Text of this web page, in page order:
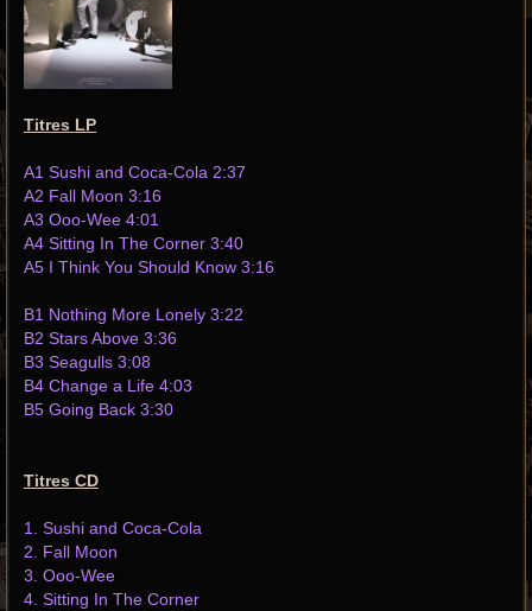
Titres LP
A1 Sushi and Coca-Cola 2:37
A2 Fall Moon 3:16
A3 Ooo-Wee 4:01
A4 Sitting In The Corner 3:40
A5 I Think You Should Know 3:16
B1 Nothing More Lonely 3:22
B2 Stars Above 3:36
B3 Seagulls 3:08
B4 Change a Life 4:03
B5 Going Back 3:30
Titres CD
1. Sushi and Coca-Cola
2. Fall Moon
3. Ooo-Wee
4. Sitting In The Corner